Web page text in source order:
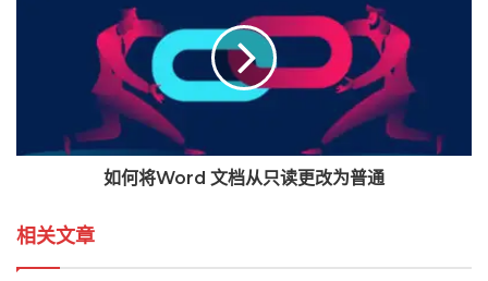
如何将Word 文档从只读更改为普通
相关文章